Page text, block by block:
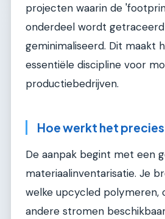
projecten waarin de
onderdeel wordt
geminimaliseerd. Dit maakt
essentiële discipline voor
productiebedrijven.
Hoe werkt het
De aanpak begint met een
materiaalinventarisatie. Je
welke upcycled polymeren,
andere stromen